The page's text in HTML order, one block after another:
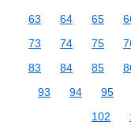
63
64 65
73
74 75
83
84 85
93
94 95
102